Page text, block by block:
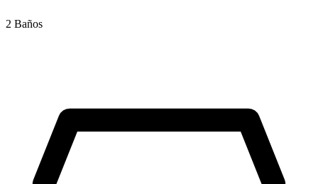
2 Baños